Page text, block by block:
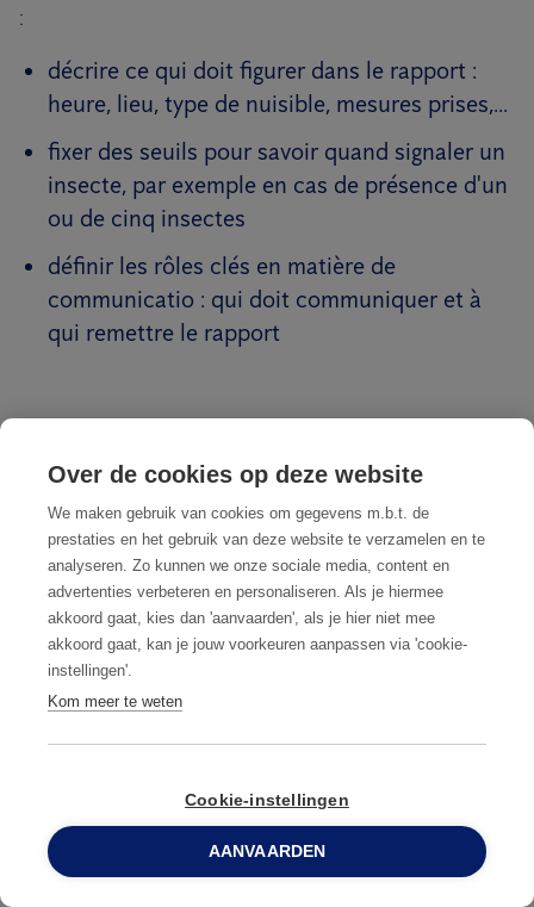
:
décrire ce qui doit figurer dans le rapport :
heure, lieu, type de nuisible, mesures prises,...
fixer des seuils pour savoir quand signaler un
insecte, par exemple en cas de présence d'un
ou de cinq insectes
définir les rôles clés en matière de
communicatio : qui doit communiquer et à
qui remettre le rapport
Permettre une communication facile et libre
Il est important d'établir des lignes de communication
faciles pour le signalement des nuisibles, une "hotline"
pour les nuisibles, une adresse électronique dédiée,
une personne de référence dans chaque département,
une réunion bihebdomadaire avec un responsable de
la qualité. Un moyen facile de signaler l'activité
améliorera l'engagement.
dans les deux sens, c'est-à-dire que les idées et les
rapports du partenaire de lutte antiparasitaire doivent
être transmis aux personnes clés. Ils savent ainsi s'ils
0800 96 900
Over de cookies op deze website
We maken gebruik van cookies om gegevens m.b.t. de
prestaties en het gebruik van deze website te verzamelen en te
analyseren. Zo kunnen we onze sociale media, content en
advertenties verbeteren en personaliseren. Als je hiermee
akkoord gaat, kies dan 'aanvaarden', als je hier niet mee
akkoord gaat, kan je jouw voorkeuren aanpassen via 'cookie-
instellingen'.
Kom meer te weten
Cookie-instellingen
AANVAARDEN